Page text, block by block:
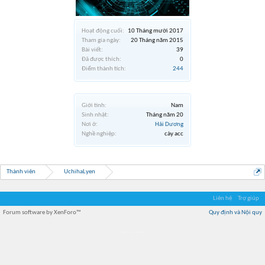
Hoạt động cuối:
10 Tháng mười 2017
Tham gia ngày:
20 Tháng năm 2015
Bài viết:
39
Đã được thích:
0
Điểm thành tích:
244
Giới tính:
Nam
Sinh nhật:
Tháng năm 20
Nơi ở:
Hải Dương
Nghề nghiệp:
cày acc
Thành viên UchihaLyen
Liên hệ Trợ giúp
Quy định và Nội quy
Forum software by XenForo™